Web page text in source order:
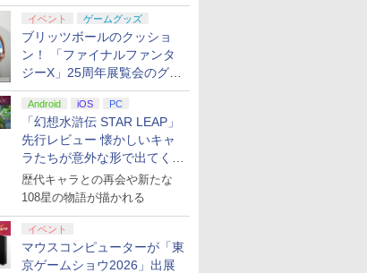
イベント ゲームグッズ
ブリッツボールのクッショ
ン！ 「ファイナルファンタ
ジーX」25周年展覧会のグッ
ズ情報が公開
Android iOS PC
「幻想水滸伝 STAR LEAP」
先行レビュー 懐かしいキャ
ラたちが意外な形で出てくる
シリーズ完全新作！
歴代キャラとの再会や新たな
108星の物語が描かれる
イベント
マウスコンピューターが「東
京ゲームショウ2026」出展
7
7
7